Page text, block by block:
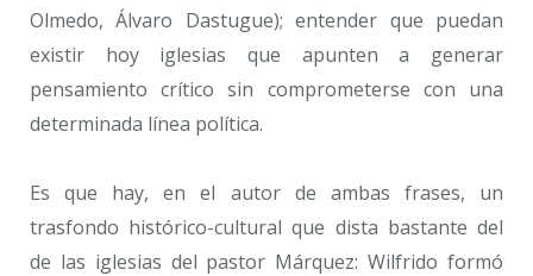
Olmedo, Álvaro Dastugue); entender que puedan
existir hoy iglesias que apunten a generar
pensamiento crítico sin comprometerse con una
determinada línea política.
Es que hay, en el autor de ambas frases, un
trasfondo histórico-cultural que dista bastante del
de las iglesias del pastor Márquez: Wilfrido formó